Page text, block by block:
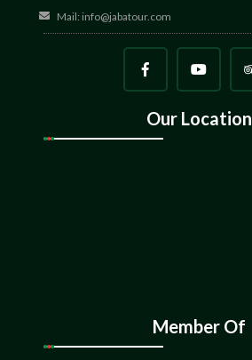
Mail: info@jabatour.com
Our Location
Member Of